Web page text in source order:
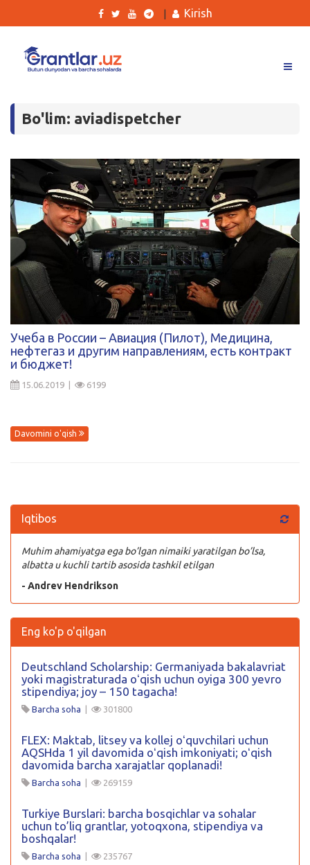
Tanlovlar
Kurslar
Blog
Yana
Qidirish
Kirish
Kirish
Bo'lim: aviadispetcher
Учеба в России – Авиация (Пилот), Медицина,
нефтегаз и другим направлениям, есть контракт
и бюджет!
15.06.2019 | 6199
Davomini o'qish
Iqtibos
Muhim ahamiyatga ega bo’lgan nimaiki yaratilgan bo’lsa,
albatta u kuchli tartib asosida tashkil etilgan
- Andrev Hendrikson
Eng ko'p o'qilgan
Deutschland Scholarship: Germaniyada bakalavriat
yoki magistraturada oʻqish uchun oyiga 300 yevro
stipendiya; joy – 150 tagacha!
Barcha soha 301800
FLEX: Maktab, litsey va kollej oʻquvchilari uchun
AQSHda 1 yil davomida oʻqish imkoniyati; oʻqish
davomida barcha xarajatlar qoplanadi!
Barcha soha 269159
Turkiye Burslari: barcha bosqichlar va sohalar
uchun to’liq grantlar, yotoqxona, stipendiya va
boshqalar!
Barcha soha 235767